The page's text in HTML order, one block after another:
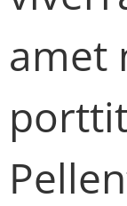
amet